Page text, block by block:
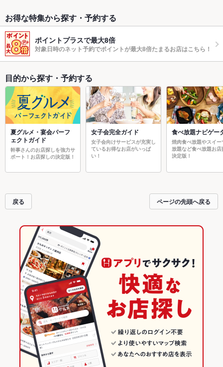
お得な特集から探す・予約する
ポイントプラスで最大8倍
対象日時のネット予約でポイントが最大8倍たまるお店はこちら！
目的から探す・予約する
夏グルメ・宴会パーフ
ェクトガイド
幹事さんのお店探しを強力サ
ポート！お店探しの決定版！
女子会完全ガイド
女子会向けサービスが充実し
ているお得なお店がいっぱ
い！
食べ放題ナビゲー
焼肉食べ放題やスイー
放題など食べ放題お店
決定版！
戻る ページの先頭へ戻る